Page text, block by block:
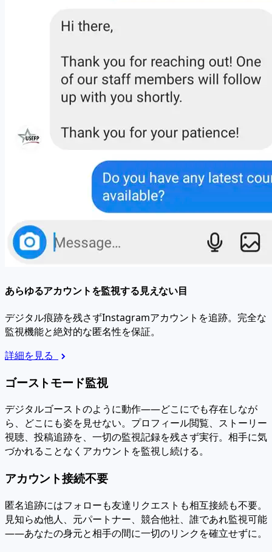
あらゆるアカウントを監視する見えない目
デジタル痕跡を残さずInstagramアカウントを追跡。完全な
監視機能と絶対的な匿名性を保証。
詳細を見る
ゴーストモード監視
デジタルゴーストのように動作——どこにでも存在しなが
ら、どこにも姿を見せない。プロフィール閲覧、ストーリー
視聴、投稿追跡を、一切の監視記録を残さず実行。相手に気
づかれることなくアカウントを監視し続ける。
アカウント接続不要
匿名追跡にはフォローも友達リクエストも相互接続も不要。
見知らぬ他人、元パートナー、競合他社、誰であれ監視可能
——あなたの身元と相手の間に一切のリンクを確立せずに。